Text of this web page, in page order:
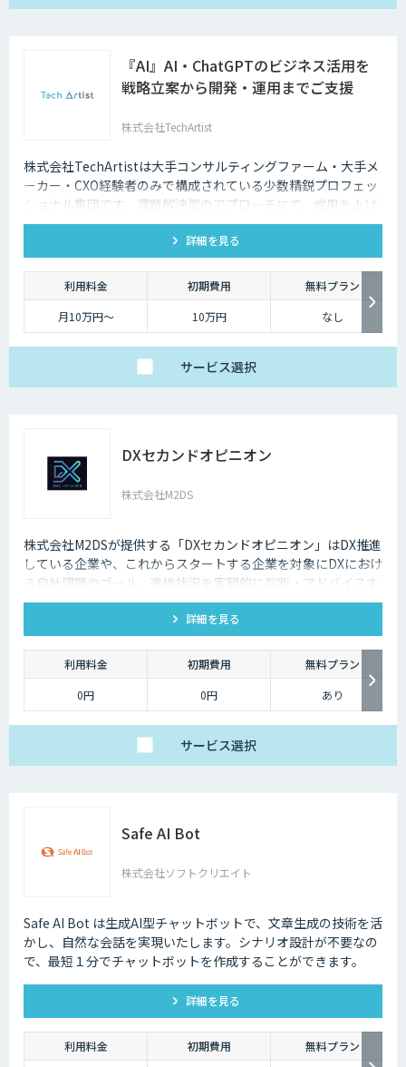
『AI』AI・ChatGPTのビジネス活用を
戦略立案から開発・運用までご支援
株式会社TechArtist
株式会社TechArtistは大手コンサルティングファーム・大手メ
ーカー・CXO経験者のみで構成されている少数精鋭プロフェッ
ショナル集団です。課題解決型のアプローチにて、成果を上げ
るソリューションを『高速』『高品質』『低予算』でご提供可
詳細を見る
利用料金 初期費用
無料プラン
月10万円〜
10万円 なし
サービス選択
DXセカンドオピニオン
株式会社M2DS
株式会社M2DSが提供する「DXセカンドオピニオン」はDX推進
している企業や、これからスタートする企業を対象にDXにおけ
る自社課題やゴール、進捗状況を客観的に診断・アドバイスす
るサービスです
詳細を見る
利用料金 初期費用
無料プラン
0円
0円 あり
サービス選択
Safe AI Bot
株式会社ソフトクリエイト
Safe AI Bot は生成AI型チャットボットで、文章生成の技術を活
かし、自然な会話を実現いたします。シナリオ設計が不要なの
で、最短１分でチャットボットを作成することができます。
詳細を見る
利用料金 初期費用 無料プラン